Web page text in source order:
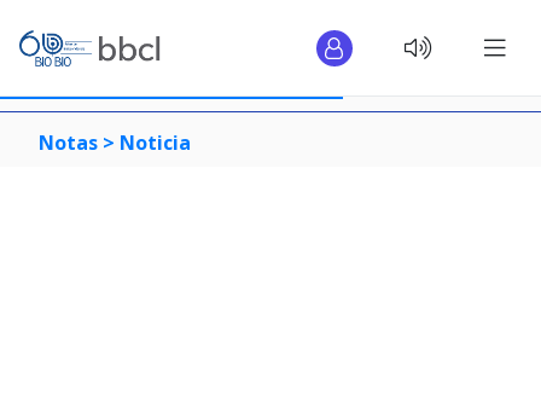
Notas > Noticia